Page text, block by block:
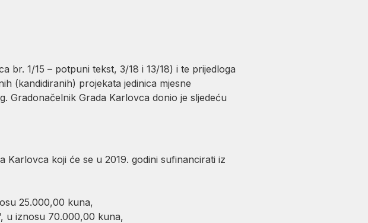
br. 1/15 – potpuni tekst, 3/18 i 13/18) i te prijedloga
(kandidiranih) projekata jedinica mjesne
Gradonačelnik Grada Karlovca donio je sljedeću
Karlovca koji će se u 2019. godini sufinancirati iz
25.000,00 kuna,
u iznosu 70.000,00 kuna,